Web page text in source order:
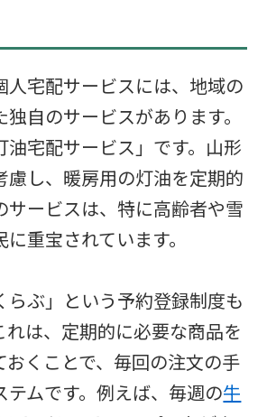
人宅配サービスには、地域の
自のサービスがあります。
油宅配サービス」です。山形
慮し、暖房用の灯油を定期的
サービスは、特に高齢者や雪
重宝されています。
らぶ」という予約登録制度も
れは、定期的に必要な商品を
おくことで、毎回の注文の手
テムです。例えば、毎週の牛